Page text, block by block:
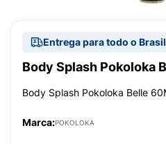
Entrega para todo o Brasil
Body Splash Pokoloka
Body Splash Pokoloka Belle
Marca:POKOLOKA